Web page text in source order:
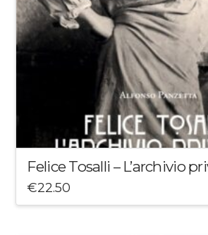
Felice Tosalli – L’archivio
€22.50